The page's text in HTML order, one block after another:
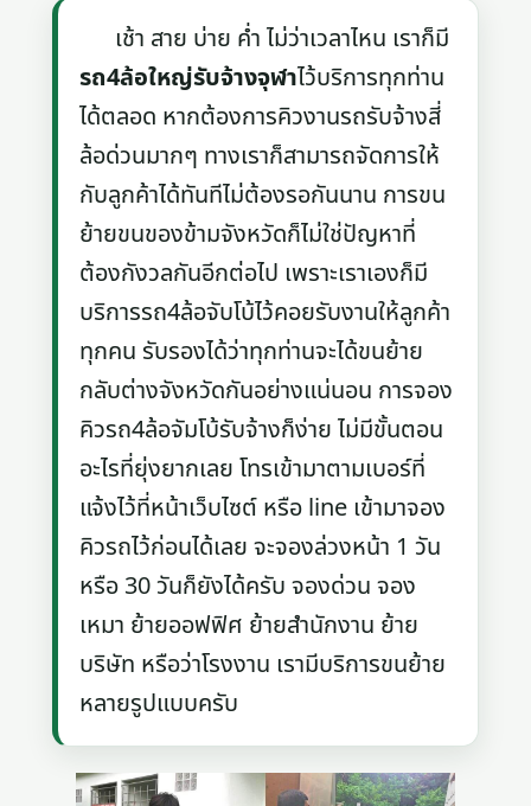
เช้า สาย บ่าย ค่ำ ไม่ว่าเวลาไหน เราก็มี
รถ4ล้อใหญ่รับจ้างจุฬาไว้บริการทุกท่าน
ได้ตลอด หากต้องการคิวงานรถรับจ้างสี่
ล้อด่วนมากๆ ทางเราก็สามารถจัดการให้
กับลูกค้าได้ทันทีไม่ต้องรอกันนาน การขน
ย้ายขนของข้ามจังหวัดก็ไม่ใช่ปัญหาที่
ต้องกังวลกันอีกต่อไป เพราะเราเองก็มี
บริการรถ4ล้อจับโบ้ไว้คอยรับงานให้ลูกค้า
ทุกคน รับรองได้ว่าทุกท่านจะได้ขนย้าย
กลับต่างจังหวัดกันอย่างแน่นอน การจอง
คิวรถ4ล้อจัมโบ้รับจ้างก็ง่าย ไม่มีขั้นตอน
อะไรที่ยุ่งยากเลย โทรเข้ามาตามเบอร์ที่
แจ้งไว้ที่หน้าเว็บไซต์ หรือ line เข้ามาจอง
คิวรถไว้ก่อนได้เลย จะจองล่วงหน้า 1 วัน
หรือ 30 วันก็ยังได้ครับ จองด่วน จอง
เหมา ย้ายออฟฟิศ ย้ายสำนักงาน ย้าย
บริษัท หรือว่าโรงงาน เรามีบริการขนย้าย
หลายรูปแบบครับ